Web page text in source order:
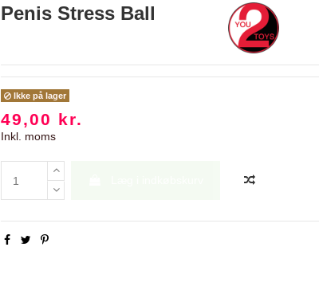
Penis Stress Ball
Ikke på lager
49,00 kr.
Inkl. moms